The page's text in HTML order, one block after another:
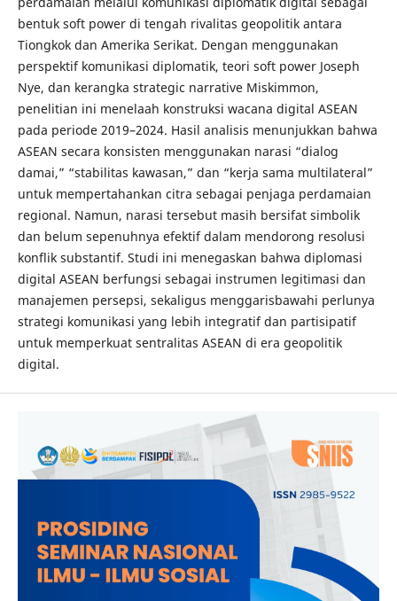
bentuk soft power di tengah rivalitas geopolitik antara
Tiongkok dan Amerika Serikat. Dengan menggunakan
perspektif komunikasi diplomatik, teori soft power Joseph
Nye, dan kerangka strategic narrative Miskimmon,
penelitian ini menelaah konstruksi wacana digital ASEAN
pada periode 2019–2024. Hasil analisis menunjukkan bahwa
ASEAN secara konsisten menggunakan narasi “dialog
damai,” “stabilitas kawasan,” dan “kerja sama multilateral”
untuk mempertahankan citra sebagai penjaga perdamaian
regional. Namun, narasi tersebut masih bersifat simbolik
dan belum sepenuhnya efektif dalam mendorong resolusi
konflik substantif. Studi ini menegaskan bahwa diplomasi
digital ASEAN berfungsi sebagai instrumen legitimasi dan
manajemen persepsi, sekaligus menggarisbawahi perlunya
strategi komunikasi yang lebih integratif dan partisipatif
untuk memperkuat sentralitas ASEAN di era geopolitik
digital.